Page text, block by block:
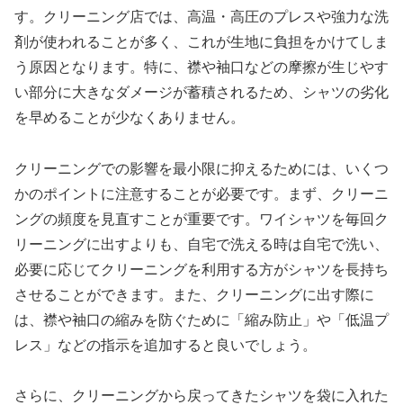
す。クリーニング店では、高温・高圧のプレスや強力な洗
剤が使われることが多く、これが生地に負担をかけてしま
う原因となります。特に、襟や袖口などの摩擦が生じやす
い部分に大きなダメージが蓄積されるため、シャツの劣化
を早めることが少なくありません。
クリーニングでの影響を最小限に抑えるためには、いくつ
かのポイントに注意することが必要です。まず、クリーニ
ングの頻度を見直すことが重要です。ワイシャツを毎回ク
リーニングに出すよりも、自宅で洗える時は自宅で洗い、
必要に応じてクリーニングを利用する方がシャツを長持ち
させることができます。また、クリーニングに出す際に
は、襟や袖口の縮みを防ぐために「縮み防止」や「低温プ
レス」などの指示を追加すると良いでしょう。
さらに、クリーニングから戻ってきたシャツを袋に入れた